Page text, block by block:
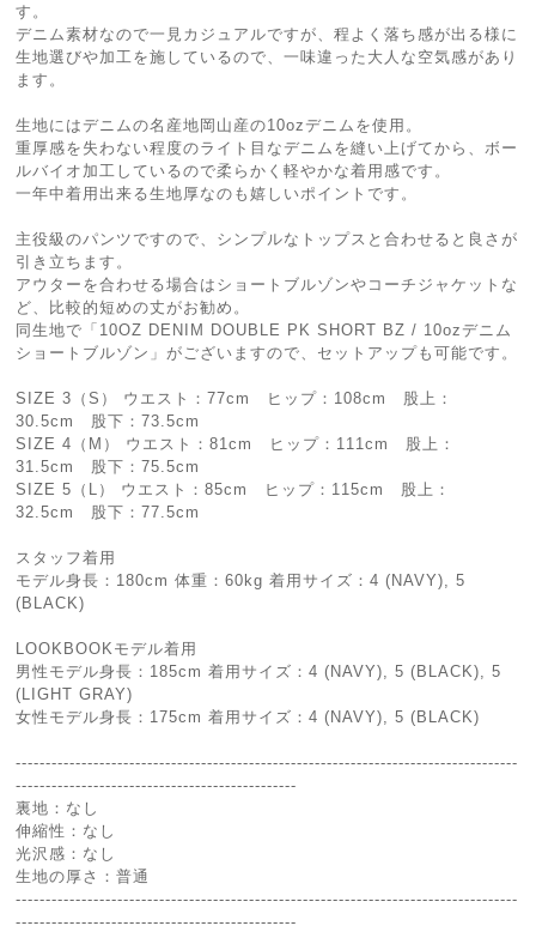
す。
デニム素材なので一見カジュアルですが、程よく落ち感が出る様に
生地選びや加工を施しているので、一味違った大人な空気感があり
ます。
生地にはデニムの名産地岡山産の10ozデニムを使用。
重厚感を失わない程度のライト目なデニムを縫い上げてから、ボー
ルバイオ加工しているので柔らかく軽やかな着用感です。
一年中着用出来る生地厚なのも嬉しいポイントです。
主役級のパンツですので、シンプルなトップスと合わせると良さが
引き立ちます。
アウターを合わせる場合はショートブルゾンやコーチジャケットな
ど、比較的短めの丈がお勧め。
同生地で「10OZ DENIM DOUBLE PK SHORT BZ / 10ozデニム
ショートブルゾン」がございますので、セットアップも可能です。
SIZE 3（S） ウエスト：77cm ヒップ：108cm 股上：
30.5cm 股下：73.5cm
SIZE 4（M） ウエスト：81cm ヒップ：111cm 股上：
31.5cm 股下：75.5cm
SIZE 5（L） ウエスト：85cm ヒップ：115cm 股上：
32.5cm 股下：77.5cm
スタッフ着用
モデル身長：180cm 体重：60kg 着用サイズ：4 (NAVY), 5
(BLACK)
LOOKBOOKモデル着用
男性モデル身長：185cm 着用サイズ：4 (NAVY), 5 (BLACK), 5
(LIGHT GRAY)
女性モデル身長：175cm 着用サイズ：4 (NAVY), 5 (BLACK)
------------------------------------------------------------------------------------
-----------------------------------------------
裏地：なし
伸縮性：なし
光沢感：なし
生地の厚さ：普通
------------------------------------------------------------------------------------
-----------------------------------------------